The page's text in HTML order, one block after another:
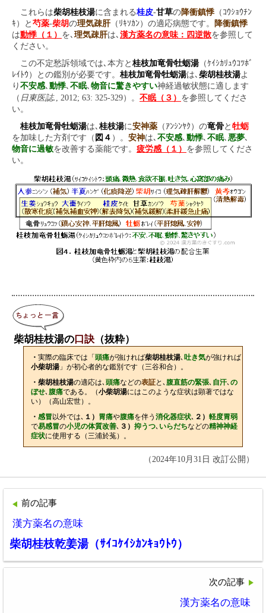
これらは柴胡桂枝湯に含まれる桂皮-甘草の降衝鎮悸（ｺｳｼｮｳﾁﾝ
ｷ）と 芍薬-柴胡の理気疎肝（ﾘｷｿｶﾝ）の適応病態です。
降衝鎮悸
は動悸（１） を､ 理気疎肝は､ 漢方薬名の意味：四逆散を参照して
ください。
この不定愁訴領域では､本方と 桂枝加竜骨牡蛎湯（ｹｲｼｶﾘｭｳｺﾂﾎﾞ
ﾚｲﾄｳ）との鑑別が必要です。 桂枝加竜骨牡蛎湯は､ 柴胡桂枝湯よ
り 不安感､ 動悸､ 不眠､ 物音に驚きやすい神経過敏状態に適します
（ 日東医誌. , 2012; 63: 325-329）。 不眠（３） を参照してくださ
い。
桂枝加竜骨牡蛎湯は､ 桂枝湯に安神薬 （ｱﾝｼﾝﾔｸ）の竜骨と 牡蛎
を加味した方剤です（ 図４ ）。 安神は､ 不安感､ 動悸､ 不眠､ 悪夢､
物音に過敏を改善する薬能です。 疲労感（１） を参照してくださ
い。
柴胡桂枝湯の口訣 （抜粋）
・実際の臨床では「頭痛が強ければ柴胡桂枝湯､吐き気が強ければ
小柴胡湯 」が初心者的な鑑別です（三谷和合）。
・柴胡桂枝湯の適応は､頭痛などの表証と､腹直筋の緊張､ 自汗､の
ぼせ､腹痛である。（小柴胡湯にはこのような症状は顕著ではな
い）（高山宏世）。
・感冒 以外では､ １） 胃痛や腹痛を伴う消化器症状､ ２）軽度胃弱
で易感冒の小児の体質改善､ ３）抑うつ､ いらだちなどの精神神経
症状に使用する（三浦於菟）。
（2024年10月31日 改訂公開）
前の記事
漢方薬名の意味
柴胡桂枝乾姜湯（ｻｲｺｹｲｼｶﾝｷｮｳﾄｳ）
次の記事
漢方薬名の意味